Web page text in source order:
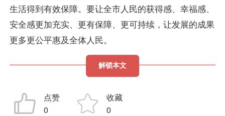
生活得到有效保障。要让全市人民的获得感、幸福感、
安全感更加充实、更有保障、更可持续，让发展的成果
更多更公平惠及全体人民。
解锁本文
点赞
0
收藏
0